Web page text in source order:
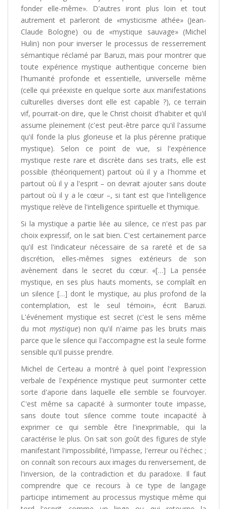
fonder elle-même». D'autres iront plus loin et tout
autrement et parleront de «mysticisme athée» (Jean-
Claude Bologne) ou de «mystique sauvage» (Michel
Hulin) non pour inverser le processus de resserrement
sémantique réclamé par Baruzi, mais pour montrer que
toute expérience mystique authentique concerne bien
l'humanité profonde et essentielle, universelle même
(celle qui préexiste en quelque sorte aux manifestations
culturelles diverses dont elle est capable ?), ce terrain
vif, pourrait-on dire, que le Christ choisit d'habiter et qu'il
assume pleinement (c'est peut-être parce qu'il l'assume
qu'il fonde la plus glorieuse et la plus pérenne pratique
mystique). Selon ce point de vue, si l'expérience
mystique reste rare et discrète dans ses traits, elle est
possible (théoriquement) partout où il y a l'homme et
partout où il y a l'esprit – on devrait ajouter sans doute
partout où il y a le cœur –, si tant est que l'intelligence
mystique relève de l'intelligence spirituelle et thymique.
Si la mystique a partie liée au silence, ce n'est pas par
choix expressif, on le sait bien. C'est certainement parce
qu'il est l'indicateur nécessaire de sa rareté et de sa
discrétion, elles-mêmes signes extérieurs de son
avènement dans le secret du cœur. «[…] La pensée
mystique, en ses plus hauts moments, se complaît en
un silence […] dont le mystique, au plus profond de la
contemplation, est le seul témoin», écrit Baruzi.
L'événement mystique est secret (c'est le sens même
du mot mystique) non qu'il n'aime pas les bruits mais
parce que le silence qui l'accompagne est la seule forme
sensible qu'il puisse prendre.
Michel de Certeau a montré à quel point l'expression
verbale de l'expérience mystique peut surmonter cette
sorte d'aporie dans laquelle elle semble se fourvoyer.
C'est même sa capacité à surmonter toute impasse,
sans doute tout silence comme toute incapacité à
exprimer ce qui semble être l'inexprimable, qui la
caractérise le plus. On sait son goût des figures de style
manifestant l'impossibilité, l'impasse, l'erreur ou l'échec ;
on connaît son recours aux images du renversement, de
l'inversion, de la contradiction et du paradoxe. Il faut
comprendre que ce recours à ce type de langage
participe intimement au processus mystique même qui